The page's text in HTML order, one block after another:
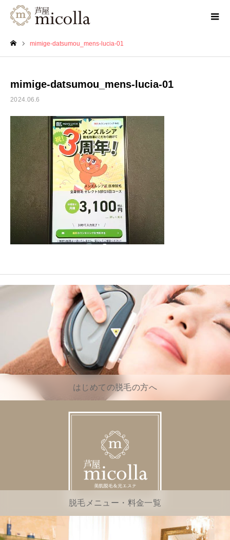
mimige-datsumou_mens-lucia-01
mimige-datsumou_mens-lucia-01
2024.06.6
はじめての脱毛の方へ
脱毛メニュー・料金一覧